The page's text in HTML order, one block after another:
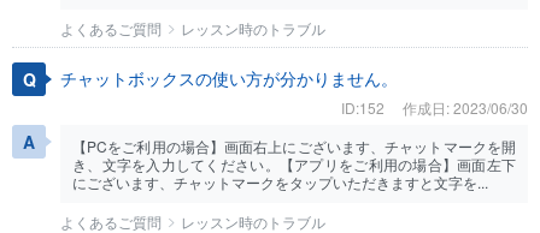
よくあるご質問
レッスン時のトラブル
チャットボックスの使い方が分かりません。
ID:152
作成日: 2023/06/30
【PCをご利用の場合】画面右上にございます、チャットマークを開
き、文字を入力してください。【アプリをご利用の場合】画面左下
にございます、チャットマークをタップいただきますと文字を...
よくあるご質問
レッスン時のトラブル